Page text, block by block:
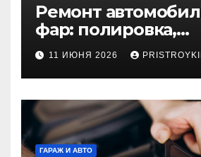
Ремонт
фар: полировка,
восстановление
герметичности и
элементов
11 ИЮНЯ 2026
ГАРАЖ И АВТО